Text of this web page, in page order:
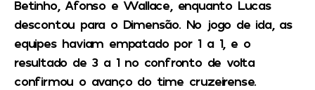
Betinho, Afonso e Wallace, enquanto Lucas
descontou para o Dimensão. No jogo de ida, as
equipes haviam empatado por 1 a 1, e o
resultado de 3 a 1 no confronto de volta
confirmou o avanço do time cruzeirense.